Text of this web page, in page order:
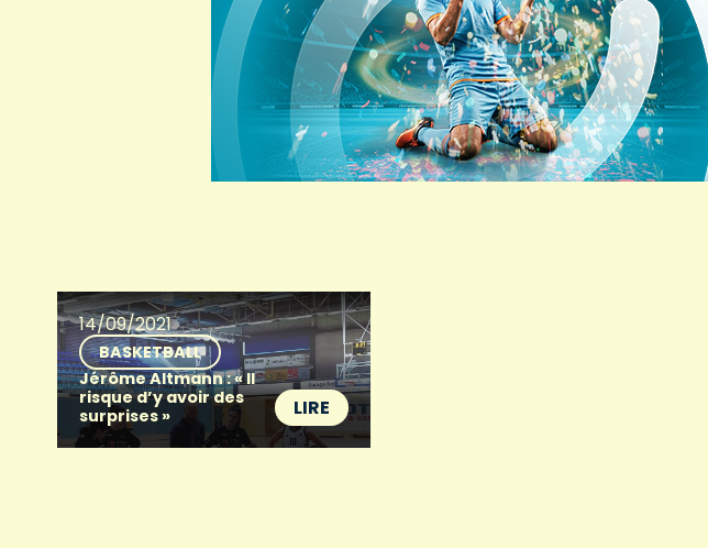
14/09/2021
BASKETBALL
Jérôme Altmann : « Il
risque d’y avoir des
surprises »
LIRE